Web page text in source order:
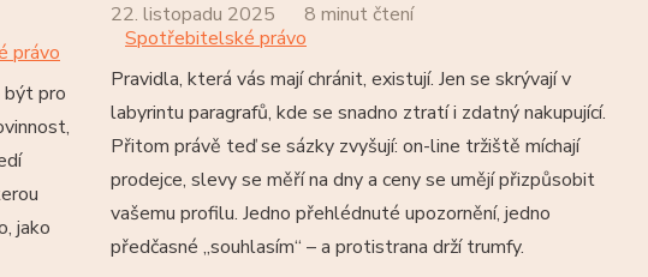
právo
být pro
jako
22. listopadu 2025
8 minut čtení
Spotřebitelské právo
Pravidla, která vás mají chránit, existují. Jen se skrývají v
labyrintu paragrafů, kde se snadno ztratí i zdatný nakupující.
Přitom právě teď se sázky zvyšují: on-line tržiště míchají
prodejce, slevy se měří na dny a ceny se umějí přizpůsobit
vašemu profilu. Jedno přehlédnuté upozornění, jedno
předčasné „souhlasím“ – a protistrana drží trumfy.